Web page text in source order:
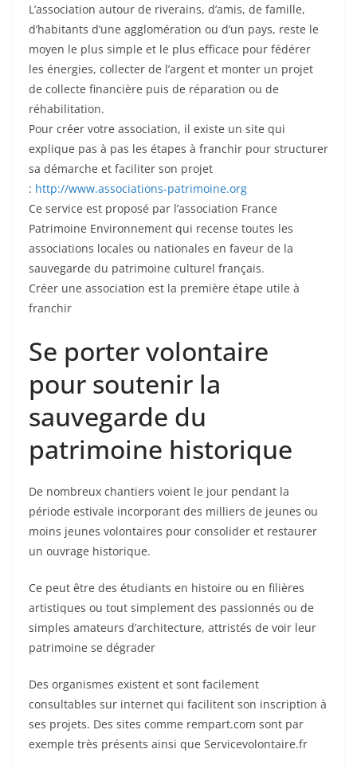
L’association autour de riverains, d’amis, de famille,
d’habitants d’une agglomération ou d’un pays, reste le
moyen le plus simple et le plus efficace pour fédérer
les énergies, collecter de l’argent et monter un projet
de collecte financière puis de réparation ou de
réhabilitation.
Pour créer votre association, il existe un site qui
explique pas à pas les étapes à franchir pour structurer
sa démarche et faciliter son projet
: http://www.associations-patrimoine.org
Ce service est proposé par l’association France
Patrimoine Environnement qui recense toutes les
associations locales ou nationales en faveur de la
sauvegarde du patrimoine culturel français.
Créer une association est la première étape utile à
franchir
Se porter volontaire
pour soutenir la
sauvegarde du
patrimoine historique
De nombreux chantiers voient le jour pendant la
période estivale incorporant des milliers de jeunes ou
moins jeunes volontaires pour consolider et restaurer
un ouvrage historique.
Ce peut être des étudiants en histoire ou en filières
artistiques ou tout simplement des passionnés ou de
simples amateurs d’architecture, attristés de voir leur
patrimoine se dégrader
Des organismes existent et sont facilement
consultables sur internet qui facilitent son inscription à
ses projets. Des sites comme rempart.com sont par
exemple très présents ainsi que Servicevolontaire.fr